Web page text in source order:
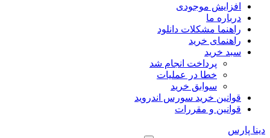
افزایش موجودی
درباره ما
راهنما مشکلات دانلود
راهنمای خرید
سبد خرید
پرداخت انجام شد
خطا در عملیات
سوابق خرید
قوانین خرید سورس اندروید
قوانین و مقررات
دینا پارس